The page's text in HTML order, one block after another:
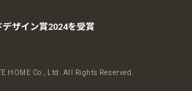
ザイン賞2024を受賞
HOME Co., Ltd. All Rights Reserved.